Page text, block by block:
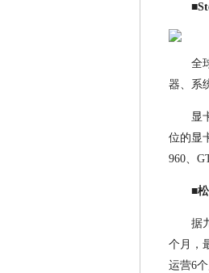
全
器、系
显
位的显
960、
■
据
个月，
运营6